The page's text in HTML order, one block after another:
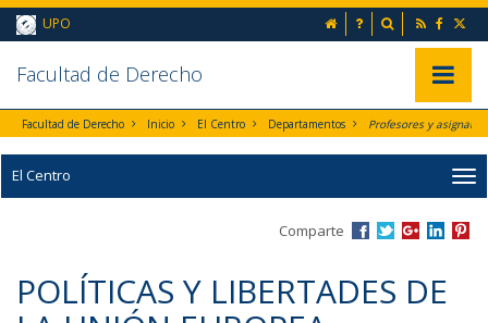
Ir al contenido principal de la página (alt + s)
Ir a la cabecera de la página (alt + c)
Ir al pie de la página (alt + p)
Ir al menú principal (alt + u)
UPO inicio Preguntas
Buscador
Facultad de Derecho
Facultad de Derecho Inicio El Centro Departamentos
El Centro
Comparte
POLÍTICAS Y LIBERTADES DE